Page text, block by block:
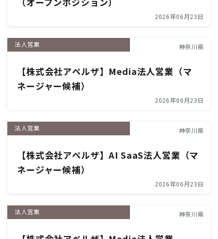
2026年06月23日
法人営業 神奈川県
【株式会社アペルザ】Media法人営業（マ
ネージャー候補）
2026年06月23日
法人営業 神奈川県
【株式会社アペルザ】AI SaaS法人営業（マ
ネージャー候補）
2026年06月23日
法人営業 神奈川県